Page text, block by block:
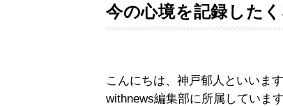
今の心境を記録した
こんにちは、神戸郁人といいま
withnews編集部に所属していま